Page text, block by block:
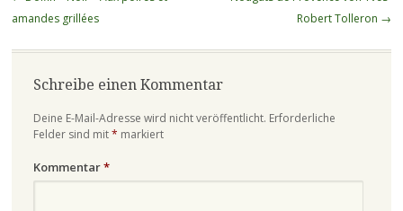
amandes grillées
Robert Tolleron →
Schreibe einen Kommentar
Deine E-Mail-Adresse wird nicht veröffentlicht. Erforderliche
Felder sind mit* markiert
Kommentar*